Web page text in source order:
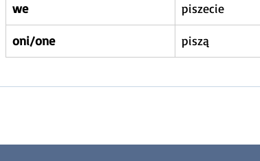
we piszecie
oni/one piszą